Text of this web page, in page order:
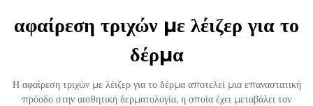
αφαίρεση τριχών με λέιζερ για το
δέρμα
Η αφαίρεση τριχών με λέιζερ για το δέρμα αποτελεί μια επαναστατική
πρόοδο στην αισθητική δερματολογία, η οποία έχει μεταβάλει τον